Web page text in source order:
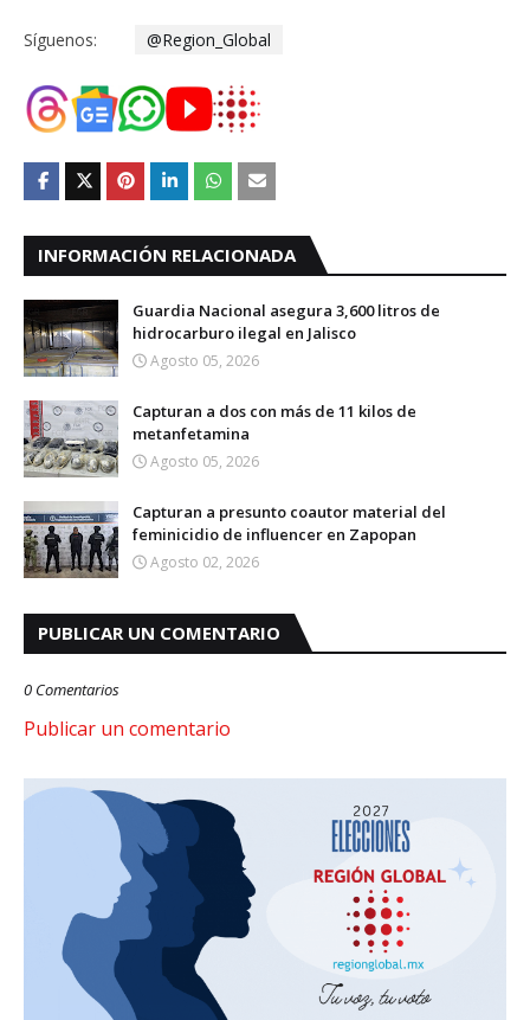
Síguenos: @Region_Global
INFORMACIÓN RELACIONADA
Guardia Nacional asegura 3,600 litros de
hidrocarburo ilegal en Jalisco
Agosto 05, 2026
Capturan a dos con más de 11 kilos de
metanfetamina
Agosto 05, 2026
Capturan a presunto coautor material del
feminicidio de influencer en Zapopan
Agosto 02, 2026
PUBLICAR UN COMENTARIO
0 Comentarios
Publicar un comentario